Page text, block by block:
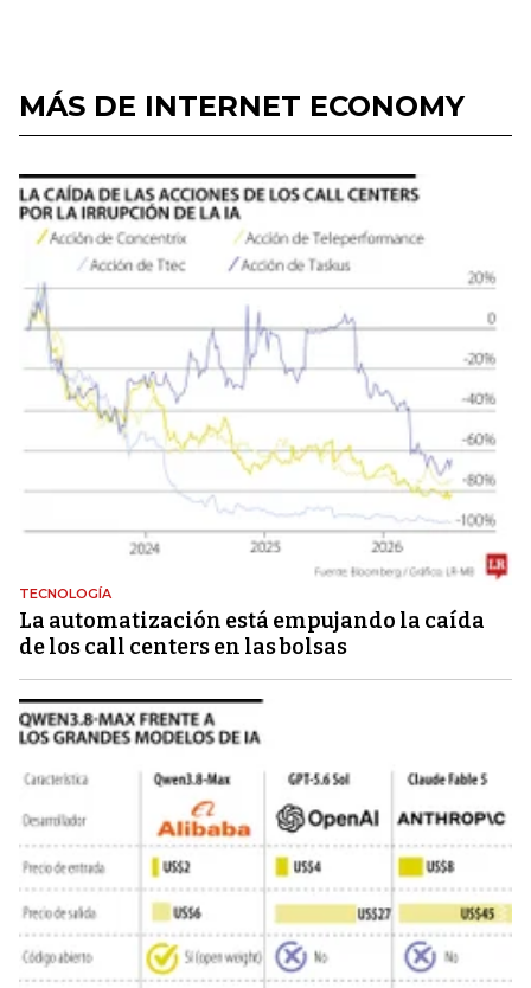
MÁS DE INTERNET ECONOMY
TECNOLOGÍA
La automatización está empujando la caída
de los call centers en las bolsas